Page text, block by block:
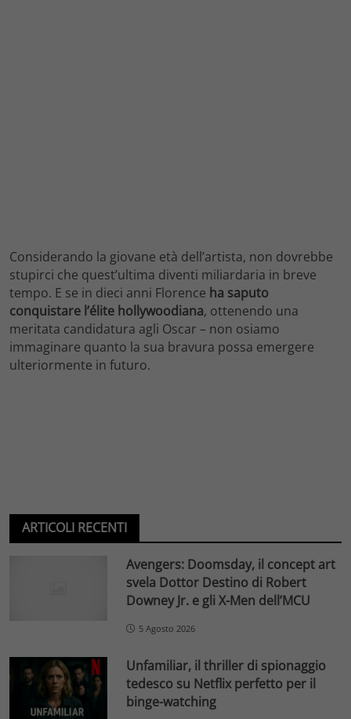
Considerando la giovane età dell’artista, non dovrebbe
stupirci che quest’ultima diventi miliardaria in breve
tempo. E se in dieci anni Florence ha saputo
conquistare l’élite hollywoodiana, ottenendo una
meritata candidatura agli Oscar – non osiamo
immaginare quanto la sua bravura possa emergere
ulteriormente in futuro.
ARTICOLI RECENTI
Avengers: Doomsday, il concept art
svela Dottor Destino di Robert
Downey Jr. e gli X-Men dell’MCU
5 Agosto 2026
Unfamiliar, il thriller di spionaggio
tedesco su Netflix perfetto per il
binge-watching